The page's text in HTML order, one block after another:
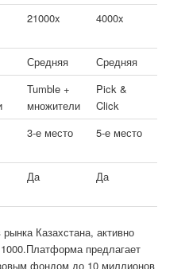
21000x 4000x
Средняя
Средняя
Tumble +
множители
Pick &
Click
3-е место 5-е место
Да Да
Казахстана, активно
предлагает
фондом до 10 миллионов